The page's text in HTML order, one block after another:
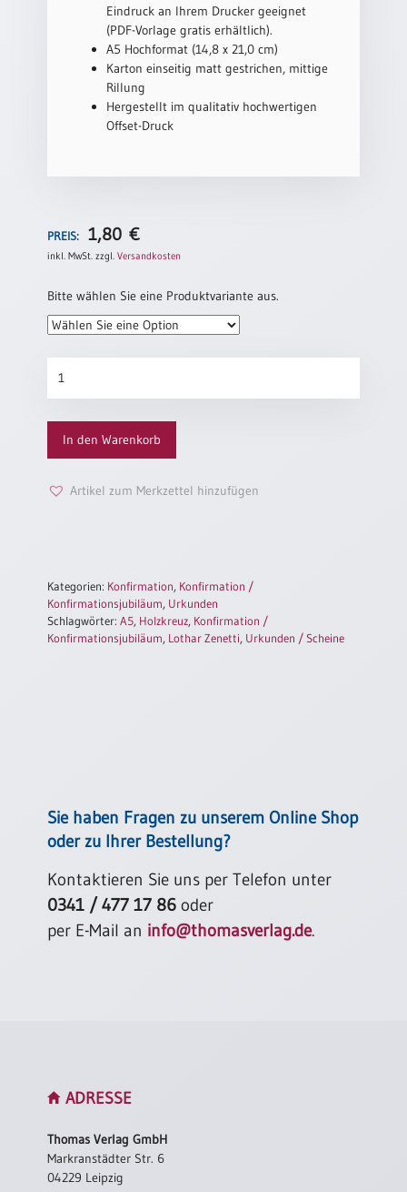
Hochzeitsjubiläum
Abendmahlszulassung
Kirchen(wieder)eintritt
PC-
Urkunden
Poster
Einzelposter
Einzelposter
Jahreslosung
Urkundenscheine
Eindruck an Ihrem Drucker geeignet
(PDF-Vorlage gratis erhältlich).
A5 Hochformat (14,8 x 21,0 cm)
Karton einseitig matt gestrichen, mittige
Rillung
Hergestellt im qualitativ hochwertigen
Offset-Druck
PREIS: 1,80€
inkl. MwSt. zzgl.Versandkosten
Bitte wählen Sie eine Produktvariante aus.
„Holzkreuz“
Menge
In den Warenkorb
Artikel zum Merkzettel hinzufügen
Kategorien: Konfirmation, Konfirmation /
Konfirmationsjubiläum, Urkunden
Schlagwörter:A5, Holzkreuz, Konfirmation /
Konfirmationsjubiläum, Lothar Zenetti, Urkunden / Scheine
Sie haben Fragen zu unserem Online Shop
oder zu Ihrer Bestellung?
Kontaktieren Sie uns per Telefon unter
0341 / 477 17 86 oder
per E-Mail an info@thomasverlag.de.
ADRESSE
Thomas Verlag GmbH
Markranstädter Str. 6
04229 Leipzig